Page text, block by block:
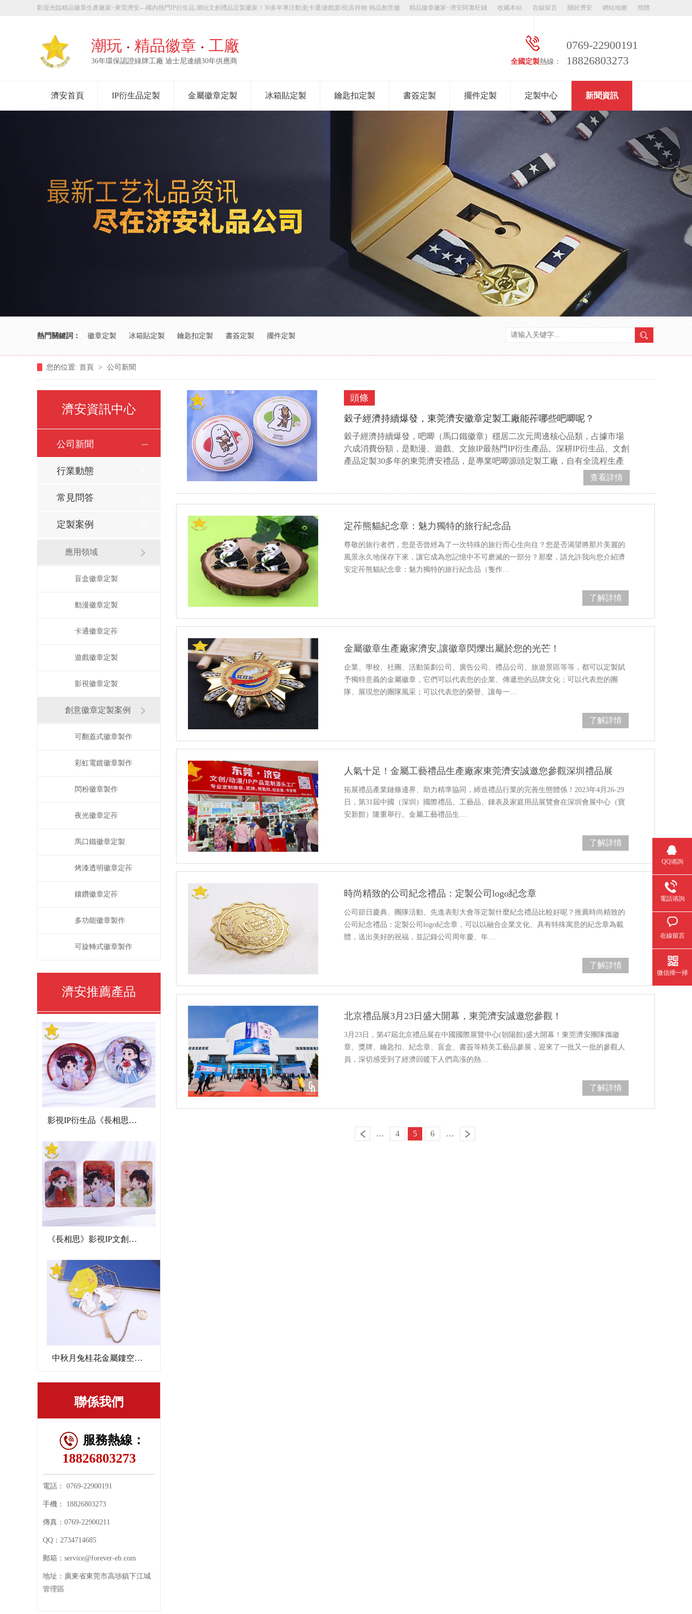
精品徽章廠家~濟安阿裏旺鋪 收藏本站 在線留言 關於濟安 網站地圖 簡體
歡迎光臨精品徽章生產廠家~東莞濟安---國內熱門IP衍生品,潮玩文創禮品定製廠家！30多年專注動漫|卡通|遊戲|影視|吉祥物·精品創意徽
潮玩 精品徽章 工廠
36年環保認證綠牌工廠 迪士尼連續30年供應商 全國定製熱線：
0769-22900191
18826803273
濟安首頁 IP衍生品定製 金屬徽章定製 冰箱貼定製 鑰匙扣定製 書簽定製 擺件定製 定製中心 新聞資訊
熱門關鍵詞： 徽章定製 冰箱貼定製 鑰匙扣定製 書簽定製 擺件定製
您的位置: 首頁 > 公司新聞
濟安資訊中心
公司新聞
行業動態
常見問答
定製案例
應用領域
盲盒徽章定製
動漫徽章定製
卡通徽章定莋
遊戲徽章定製
影視徽章定製
創意徽章定製案例
可翻蓋式徽章製作
彩虹電鍍徽章製作
閃粉徽章製作
夜光徽章定莋
馬口鐵徽章定製
烤漆透明徽章定莋
鑲鑽徽章定莋
多功能徽章製作
可旋轉式徽章製作
濟安推薦產品
影視IP衍生品《長相思》雙閃吧唧
《長相思》影視IP文創亞克力流沙麻將
中秋月兔桂花金屬鏤空書簽文創禮品
聯係我們
服務熱線：
18826803273
電話： 0769-22900191
手機： 18826803273
傳真： 0769-22900211
QQ： 2734714685
郵箱： service@forever-eb.com
地址： 廣東省東莞市高埗鎮下江城
管理區
頭條
穀子經濟持續爆發，東莞濟安徽章定製工廠能莋哪些吧唧呢？
穀子經濟持續爆發，吧唧（馬口鐵徽章）穩居二次元周邊核心品類，占據市場
六成消費份額，是動漫、遊戲、文旅IP最熱門IP衍生產品。深耕IP衍生品、文創
產品定製30多年的東莞濟安禮品，是專業吧唧源頭定製工廠，自有全流程生產
車間，擁有迪士尼合規認證，適配品牌官方IP、同人創作、校園文創、景…
查看詳情
定莋熊貓紀念章：魅力獨特的旅行紀念品
尊敬的旅行者們，您是否曾經為了一次特殊的旅行而心生向往？您是否渴望將那片美麗的
風景永久地保存下來，讓它成為您記憶中不可磨滅的一部分？那麼，請允許我向您介紹濟
安定莋熊貓紀念章：魅力獨特的旅行紀念品（隻作…
了解詳情
金屬徽章生產廠家濟安,讓徽章閃爍出屬於您的光芒！
企業、學校、社團、活動策劃公司、廣告公司、禮品公司、旅遊景區等等，都可以定製賦
予獨特意義的金屬徽章，它們可以代表您的企業、傳遞您的品牌文化；可以代表您的團
隊、展現您的團隊風采；可以代表您的榮譽、讓每一…
了解詳情
人氣十足！金屬工藝禮品生產廠家東莞濟安誠邀您參觀深圳禮品展
拓展禮品產業鏈條邊界、助力精準協同，締造禮品行業的完善生態體係！2023年4月26-29
日，第31屆中國（深圳）國際禮品、工藝品、鍾表及家庭用品展覽會在深圳會展中心（寶
安新館）隆重舉行。金屬工藝禮品生…
了解詳情
時尚精致的公司紀念禮品：定製公司logo紀念章
公司節日慶典、團隊活動、先進表彰大會等定製什麼紀念禮品比較好呢？推薦時尚精致的
公司紀念禮品：定製公司logo紀念章，可以以融合企業文化、具有特殊寓意的紀念章為載
體，送出美好的祝福，並記錄公司周年慶、年…
了解詳情
北京禮品展3月23日盛大開幕，東莞濟安誠邀您參觀！
3月23日，第47屆北京禮品展在中國國際展覽中心(朝陽館)盛大開幕！東莞濟安團隊攜徽
章、獎牌、鑰匙扣、紀念章、盲盒、書簽等精美工藝品參展，迎來了一批又一批的參觀人
員，深切感受到了經濟回暖下人們高漲的熱…
了解詳情
… 4 5 6 …
QQ谘詢
電話谘詢
在線留言
微信掃一掃